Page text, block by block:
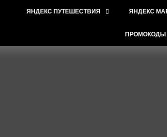
ЯНДЕКС ПУТЕШЕСТВИЯ ЯНДЕКС
ПРОМОКОДЫ